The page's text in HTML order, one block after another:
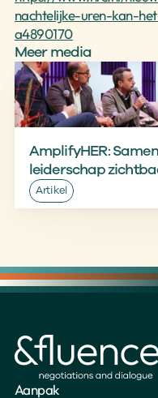
nachtelijke-uren-kan-
a4890170
Meer media
AmplifyHER:
leiderschap
Artikel
Aanpak